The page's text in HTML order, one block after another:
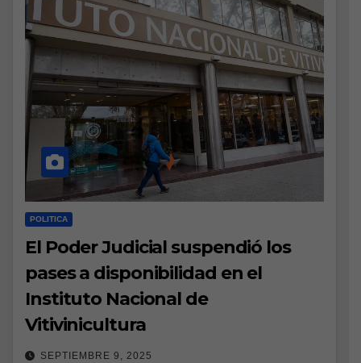
POLITICA
El Poder Judicial suspendió los
pases a disponibilidad en el
Instituto Nacional de
Vitivinicultura
SEPTIEMBRE 9, 2025